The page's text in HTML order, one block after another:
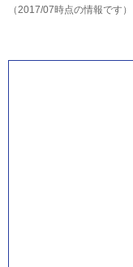
（2017/07時点の情報です）